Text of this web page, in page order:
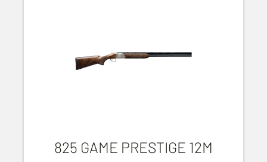
825 GAME PRESTIGE 12M